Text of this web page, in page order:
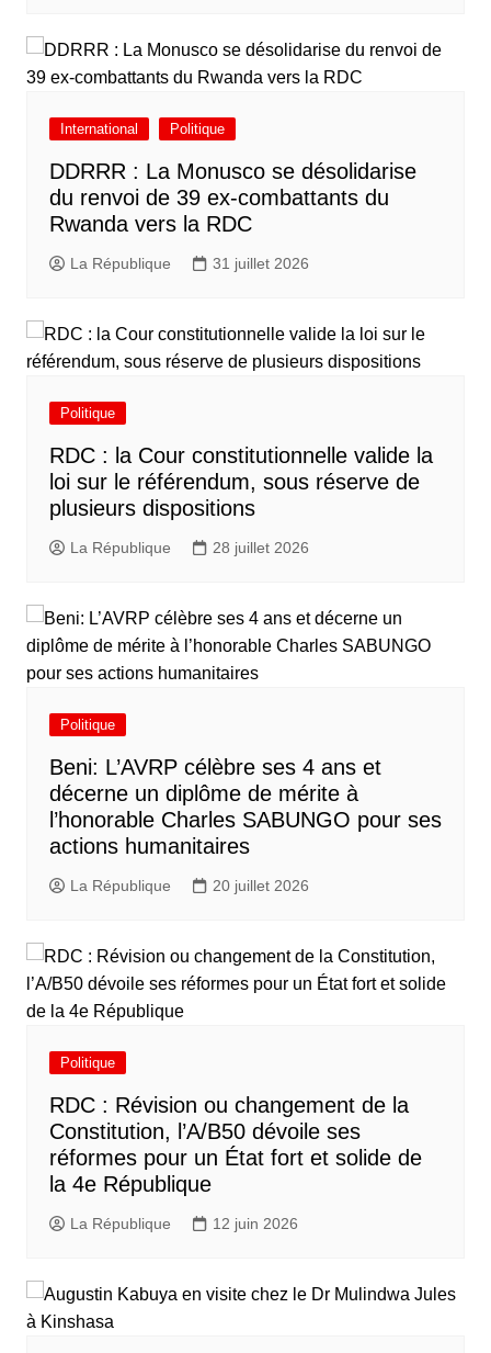
International Politique
DDRRR : La Monusco se désolidarise
du renvoi de 39 ex-combattants du
Rwanda vers la RDC
La République 31 juillet 2026
Politique
RDC : la Cour constitutionnelle valide la
loi sur le référendum, sous réserve de
plusieurs dispositions
La République 28 juillet 2026
Politique
Beni: L’AVRP célèbre ses 4 ans et
décerne un diplôme de mérite à
l’honorable Charles SABUNGO pour ses
actions humanitaires
La République 20 juillet 2026
Politique
RDC : Révision ou changement de la
Constitution, l’A/B50 dévoile ses
réformes pour un État fort et solide de
la 4e République
La République 12 juin 2026